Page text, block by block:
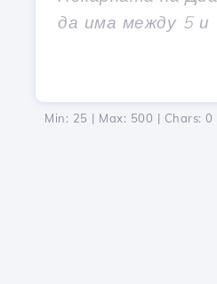
Min: 25 | Max: 500 | Chars: 0